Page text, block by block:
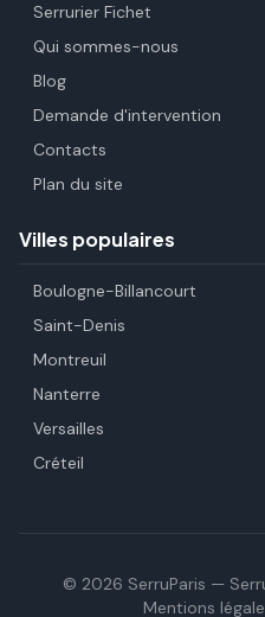
Serrurier Fichet
Qui sommes-nous
Blog
Demande d'intervention
Contacts
Plan du site
Villes populaires
Boulogne-Billancourt
Saint-Denis
Montreuil
Nanterre
Versailles
Créteil
© 2026 SerruParis —
Mentions